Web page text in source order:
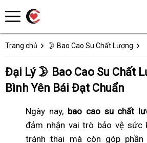
Trang chủ 🌛 Bao Cao Su Chất Lượng
Đại Lý 🌛 Bao Cao Su Chất
Bình Yên Bái Đạt Chuẩn
Ngày nay, bao cao su chất
đảm nhận vai trò bảo vệ sức
tránh thai mà còn góp